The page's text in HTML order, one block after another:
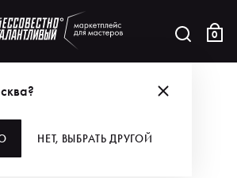
0
НЕТ, ВЫБРАТЬ ДРУГОЙ
КАТЕГОРИИ